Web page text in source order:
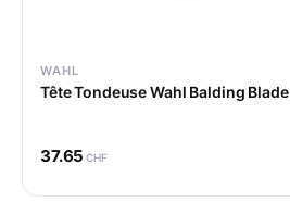
WAHL
Tête Tondeuse Wahl Balding Blade
37.65 CHF